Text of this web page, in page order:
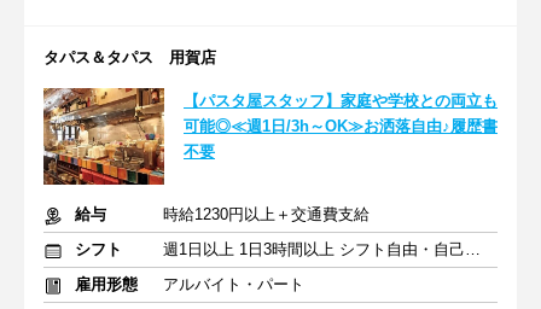
タパス＆タパス 用賀店
【パスタ屋スタッフ】家庭や学校との両立も
可能◎≪週1日/3h～OK≫お洒落自由♪履歴書
不要
給与
時給1230円以上＋交通費支給
シフト
週1日以上 1日3時間以上 シフト自由・自己申告
雇用形態
アルバイト・パート